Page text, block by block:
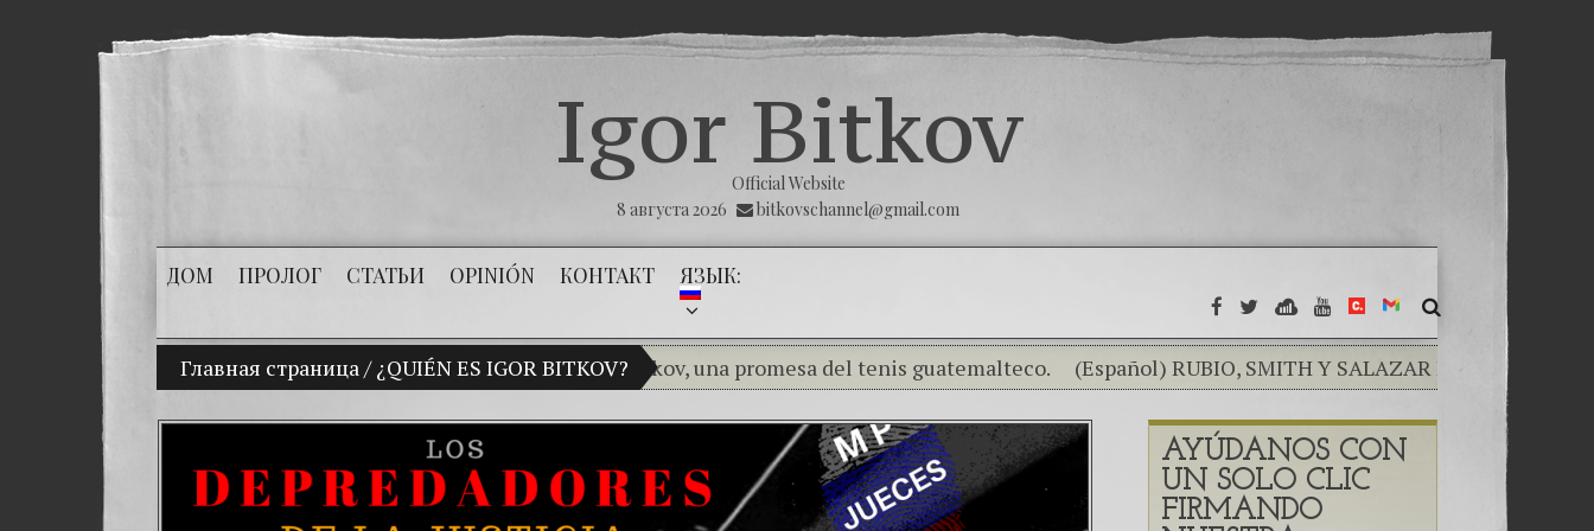
Igor Bitkov
Official Website
8 августа 2026
bitkovschannel@gmail.com
ДОМ ПРОЛОГ СТАТЬИ OPINIÓN КОНТАКТ ЯЗЫК:
Главная страница/ ¿QUIÉN ES IGOR BITKOV?
(Español) Mi hijo Vladimir Bitkov, una promesa del tenis guatemalteco.
(Español) RUBIO, SMITH Y SALAZAR EXPRESAN
(Español) EL TUMOR
(Español) La impunidad absoluta — II Parte — Mayra Veliz & Marcos Cutino
(Español) Una crisis
(Español) Las Montañas Rusas – Capítulo V –
(Español) Las Montañas Rusas — Capítulo IV
AYÚDANOS CON
UN SOLO CLIC
FIRMANDO